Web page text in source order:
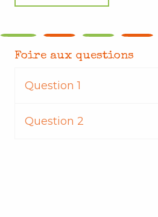
Foire aux questions
Question 1
Question 2